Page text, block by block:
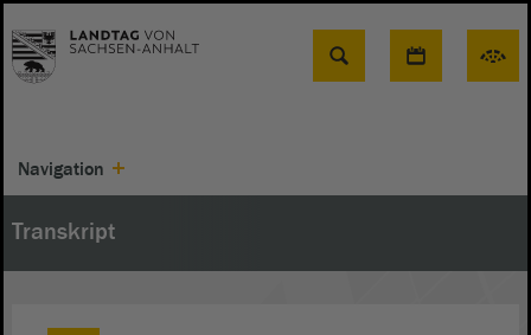
Suche
Navigation
Transkript